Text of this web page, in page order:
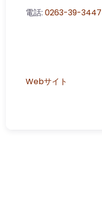
電話: 0263-39-3447
Webサイト